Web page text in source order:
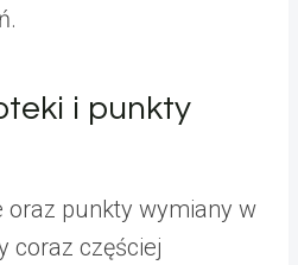
i punkty
oraz punkty wymiany w
coraz częściej